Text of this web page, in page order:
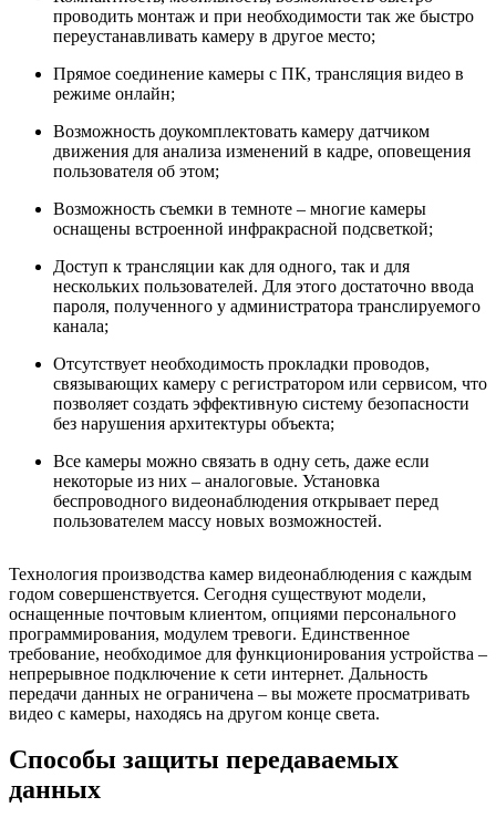
проводить монтаж и при необходимости так же быстро
переустанавливать камеру в другое место;
Прямое соединение камеры с ПК, трансляция видео в
режиме онлайн;
Возможность доукомплектовать камеру датчиком
движения для анализа изменений в кадре, оповещения
пользователя об этом;
Возможность съемки в темноте – многие камеры
оснащены встроенной инфракрасной подсветкой;
Доступ к трансляции как для одного, так и для
нескольких пользователей. Для этого достаточно ввода
пароля, полученного у администратора транслируемого
канала;
Отсутствует необходимость прокладки проводов,
связывающих камеру с регистратором или сервисом, что
позволяет создать эффективную систему безопасности
без нарушения архитектуры объекта;
Все камеры можно связать в одну сеть, даже если
некоторые из них – аналоговые. Установка
беспроводного видеонаблюдения открывает перед
пользователем массу новых возможностей.
Технология производства камер видеонаблюдения с каждым
годом совершенствуется. Сегодня существуют модели,
оснащенные почтовым клиентом, опциями персонального
программирования, модулем тревоги. Единственное
требование, необходимое для функционирования устройства –
непрерывное подключение к сети интернет. Дальность
передачи данных не ограничена – вы можете просматривать
видео с камеры, находясь на другом конце света.
Способы защиты передаваемых
данных